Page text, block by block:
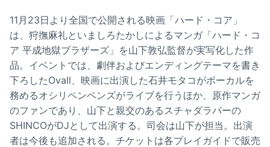
11月23日より全国で公開される映画「ハード・コア」
は、狩撫麻礼といましろたかしによるマンガ「ハード・コ
ア 平成地獄ブラザーズ」を山下敦弘監督が実写化した作
品。イベントでは、劇伴およびエンディングテーマを書き
下ろしたOvall、映画に出演した石井モタコがボーカルを
務めるオシリペンペンズがライブを行うほか、原作マンガ
のファンであり、山下と親交のあるスチャダラパーの
SHINCOがDJとして出演する。司会は山下が担当。出演
者は今後も追加される。チケットは各プレイガイドで販売